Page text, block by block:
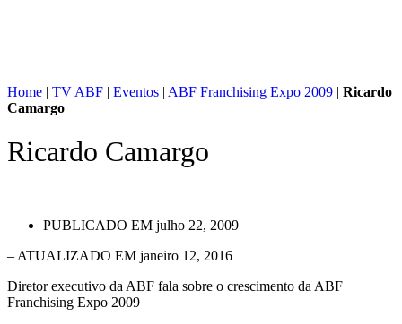
Home | TV ABF | Eventos | ABF Franchising Expo 2009 | Ricardo
Camargo
Ricardo Camargo
PUBLICADO EM julho 22, 2009
– ATUALIZADO EM janeiro 12, 2016
Diretor executivo da ABF fala sobre o crescimento da ABF
Franchising Expo 2009